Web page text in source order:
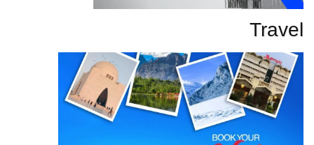
Travel